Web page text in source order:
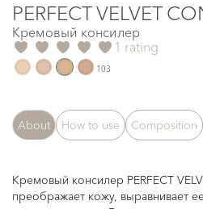
PERFECT VELVET
Кремовый консилер
1 rating
103
About How to use Composition
Кремовый консилер PERFECT
преображает кожу, выравнивает